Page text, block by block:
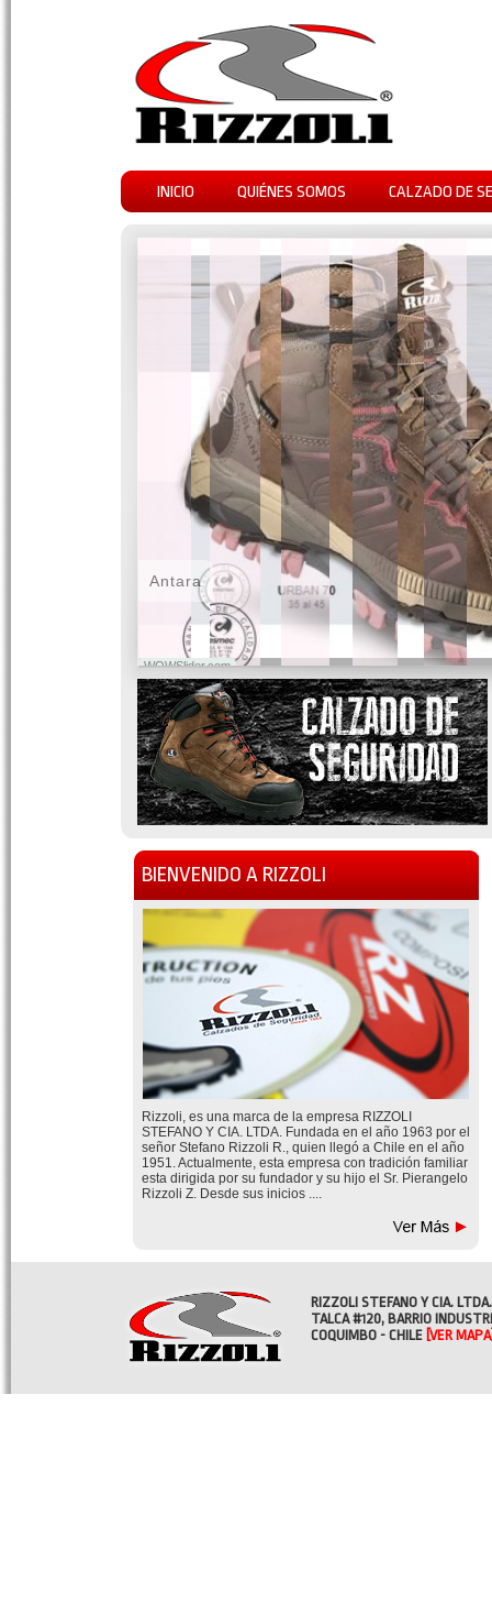
INICIO QUIÉNES SOMOS CALZADO DE
WOWSlider.com
Antara
BIENVENIDO A RIZZOLI
Rizzoli, es una marca de la empresa RIZZOLI
STEFANO Y CIA. LTDA. Fundada en el año 1963 por el
señor Stefano Rizzoli R., quien llegó a Chile en el año
1951. Actualmente, esta empresa con tradición familiar
esta dirigida por su fundador y su hijo el Sr. Pierangelo
Rizzoli Z. Desde sus inicios ....
RIZZOLI STEFANO Y CIA. LTDA.
TALCA #120, BARRIO
COQUIMBO - CHILE [VER